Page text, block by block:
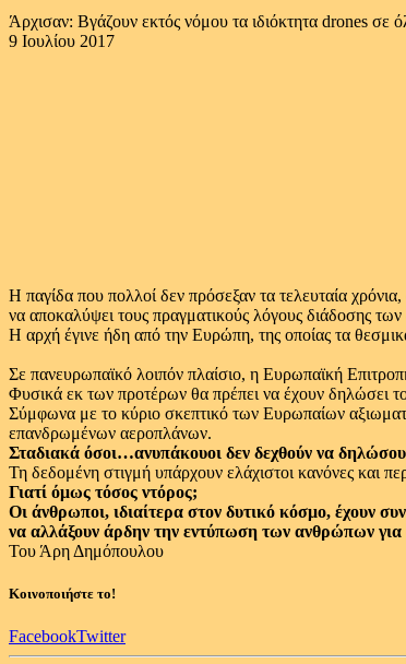
Άρχισαν: Βγάζουν εκτός νόμου τα ιδιόκτητα drones σε
9 Ιουλίου 2017
Η παγίδα που πολλοί δεν πρόσεξαν τα τελευταία
να αποκαλύψει τους πραγματικούς λόγους διάδοσης
Η αρχή έγινε ήδη από την Ευρώπη, της οποίας τα
Σε πανευρωπαϊκό λοιπόν πλαίσιο, η Ευρωπαϊκή
Φυσικά εκ των προτέρων θα πρέπει να έχουν δηλώσει
Σύμφωνα με το κύριο σκεπτικό των Ευρωπαίων
επανδρωμένων αεροπλάνων.
Σταδιακά όσοι…ανυπάκουοι δεν δεχθούν να
Τη δεδομένη στιγμή υπάρχουν ελάχιστοι κανόνες και
Γιατί όμως τόσος ντόρος;
Οι άνθρωποι, ιδιαίτερα στον δυτικό κόσμο, έχουν
να αλλάξουν άρδην την εντύπωση των ανθρώπων για
Του Άρη Δημόπουλου
Κοινοποιήστε το!
FacebookTwitter